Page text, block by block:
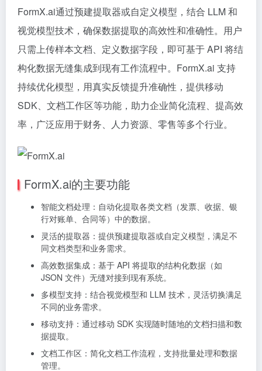
FormX.ai通过预建提取器或自定义模型，结合 LLM 和
视觉模型技术，确保数据提取的高效性和准确性。用户
只需上传样本文档、定义数据字段，即可基于 API 将结
构化数据无缝集成到现有工作流程中。FormX.ai 支持
持续优化模型，用真实反馈提升准确性，提供移动
SDK、文档工作区等功能，助力企业简化流程、提高效
率，广泛应用于财务、人力资源、零售等多个行业。
FormX.ai的主要功能
智能文档处理：自动化提取各类文档（发票、收据、银
行对账单、合同等）中的数据。
灵活的提取器：提供预建提取器或自定义模型，满足不
同文档类型和业务需求。
高效数据集成：基于 API 将提取的结构化数据（如
JSON 文件）无缝对接到现有系统。
多模型支持：结合视觉模型和 LLM 技术，灵活切换满足
不同的业务需求。
移动支持：通过移动 SDK 实现随时随地的文档扫描和数
据提取。
文档工作区：简化文档工作流程，支持批量处理和数据
管理。